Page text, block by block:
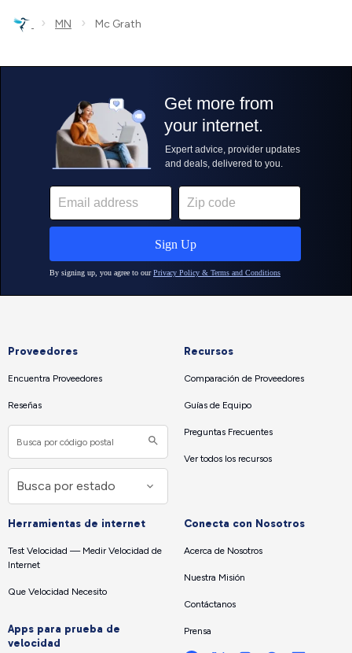
› MN › Mc Grath
Proveedores
Encuentra Proveedores
Reseñas
Recursos
Comparación de Proveedores
Guías de Equipo
Preguntas Frecuentes
Ver todos los recursos
Herramientas de internet
Test Velocidad — Medir Velocidad de
Internet
Que Velocidad Necesito
Apps para prueba de
velocidad
Conecta con Nosotros
Acerca de Nosotros
Nuestra Misión
Contáctanos
Prensa